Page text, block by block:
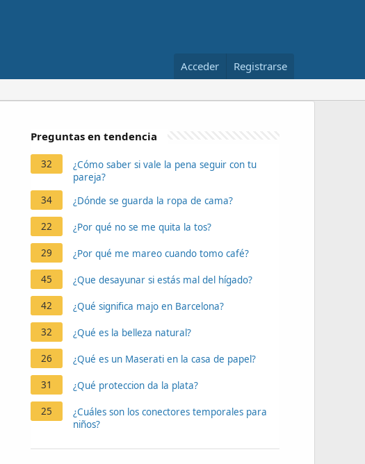
Acceder Registrarse
Preguntas en tendencia
32
¿Cómo saber si vale la pena seguir con tu
pareja?
34
¿Dónde se guarda la ropa de cama?
22 ¿Por qué no se me quita la tos?
29 ¿Por qué me mareo cuando tomo café?
45 ¿Que desayunar si estás mal del hígado?
42 ¿Qué significa majo en Barcelona?
32 ¿Qué es la belleza natural?
26 ¿Qué es un Maserati en la casa de papel?
31 ¿Qué proteccion da la plata?
25
¿Cuáles son los conectores temporales para
niños?